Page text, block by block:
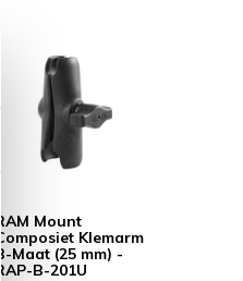
RAM Mount
Composiet Klemarm
B-Maat (25 mm) -
RAP-B-201U